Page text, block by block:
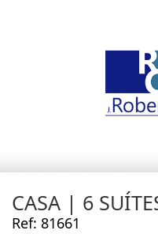
CASA | 6
Ref: 81661